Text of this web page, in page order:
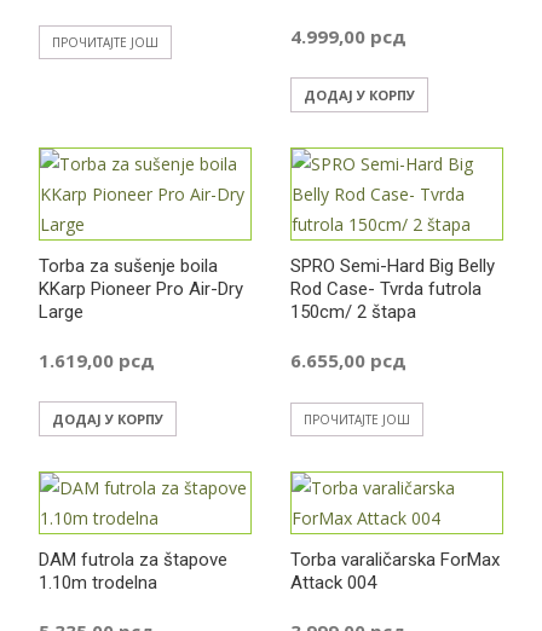
ПРОЧИТАЈТЕ ЈОШ 4.999,00 рсд
ДОДАЈ У КОРПУ
Torba za sušenje boila
KKarp Pioneer Pro Air-Dry
Large
1.619,00 рсд
ДОДАЈ У КОРПУ
SPRO Semi-Hard Big Belly
Rod Case- Tvrda futrola
150cm/ 2 štapa
6.655,00 рсд
ПРОЧИТАЈТЕ ЈОШ
DAM futrola za štapove
1.10m trodelna
Torba varaličarska ForMax
Attack 004